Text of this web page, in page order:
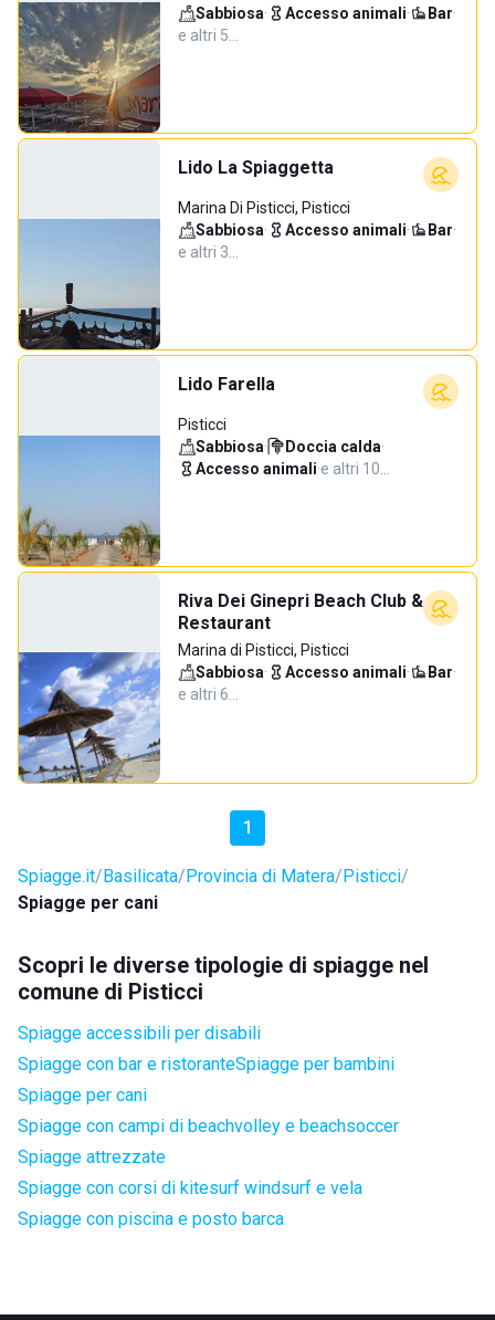
Sabbiosa· Accesso animali· Bar·
e altri 5…
Lido La Spiaggetta
Marina Di Pisticci, Pisticci
Sabbiosa· Accesso animali· Bar·
e altri 3…
Lido Farella
Pisticci
Sabbiosa· Doccia calda·
Accesso animali·e altri 10…
Riva Dei Ginepri Beach Club &
Restaurant
Marina di Pisticci, Pisticci
Sabbiosa· Accesso animali· Bar·
e altri 6…
1
Spiagge.it Basilicata Provincia di Matera Pisticci
Spiagge per cani
Scopri le diverse tipologie di spiagge nel
comune di Pisticci
Spiagge accessibili per disabili
Spiagge con bar e ristoranteSpiagge per bambini
Spiagge per cani
Spiagge con campi di beachvolley e beachsoccer
Spiagge attrezzate
Spiagge con corsi di kitesurf windsurf e vela
Spiagge con piscina e posto barca